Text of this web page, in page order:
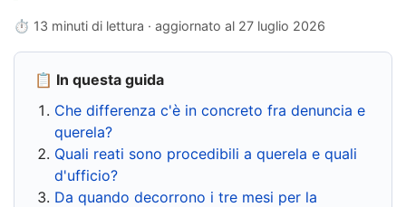
⏱ 13 minuti di lettura · aggiornato al 27 luglio 2026
📋 In questa guida
Che differenza c'è in concreto fra denuncia e
querela?
Quali reati sono procedibili a querela e quali
d'ufficio?
Da quando decorrono i tre mesi per la